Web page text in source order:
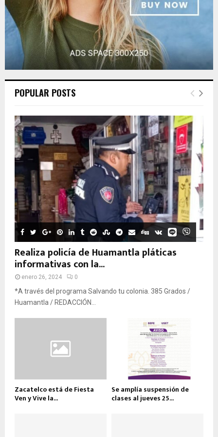
POPULAR POSTS
Realiza policía de Huamantla pláticas
informativas con la...
enero 26, 2024 0
*A través del programa Salvando tu colonia. 385 Grados /
Huamantla / REDACCIÓN...
Zacatelco está de Fiesta
Ven y Vive la...
Se amplía suspensión de
clases al jueves 25...